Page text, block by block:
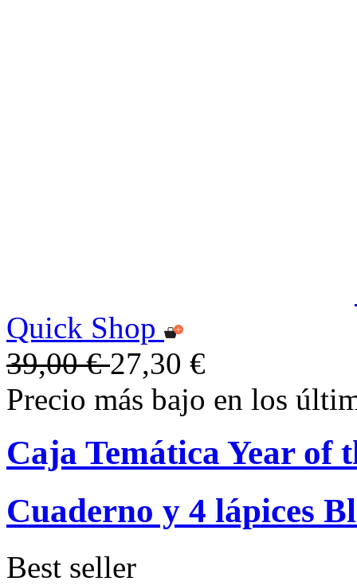
Quick Shop
39,00 €27,30 €
Precio más bajo en los
Caja Temática Year of
Cuaderno y 4 lápices
Best seller